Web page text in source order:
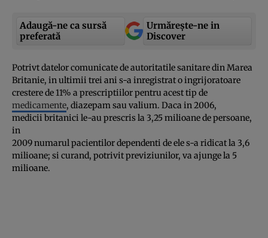
Adaugă-ne ca sursă
preferată
Urmărește-ne in
Discover
Potrivt datelor comunicate de autoritatile sanitare din Marea
Britanie, in ultimii trei ani s-a inregistrat o ingrijoratoare
crestere de 11% a prescriptiilor pentru acest tip de
medicamente, diazepam sau valium. Daca in 2006,
medicii britanici le-au prescris la 3,25 milioane de persoane,
in
2009 numarul pacientilor dependenti de ele s-a ridicat la 3,6
milioane; si curand, potrivit previziunilor, va ajunge la 5
milioane.